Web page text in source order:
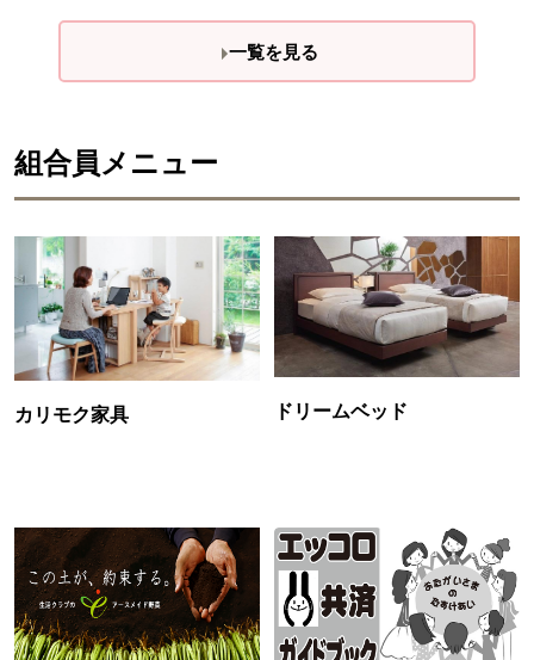
一覧を見る
組合員メニュー
カリモク家具 ドリームベッド